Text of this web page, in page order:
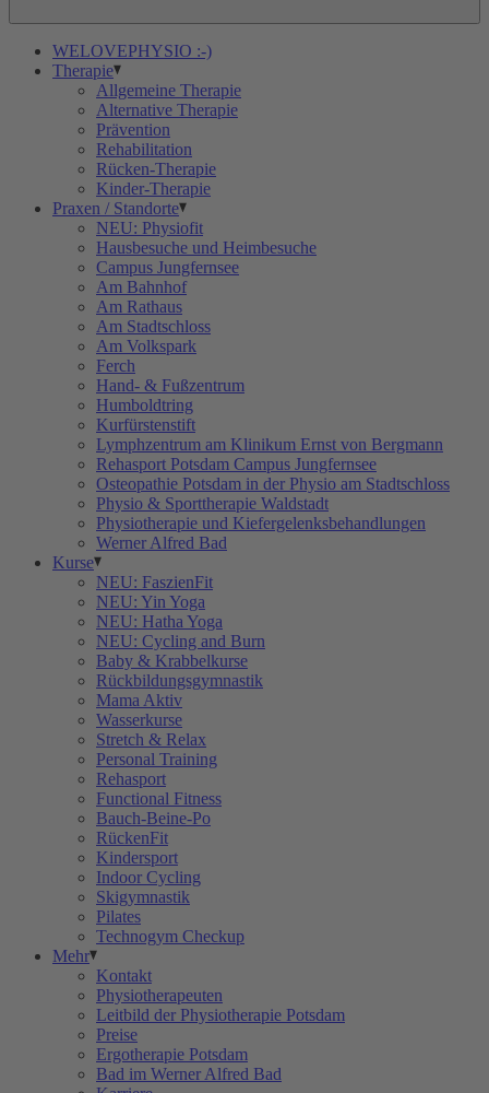
WELOVEPHYSIO :-)
Therapie
Allgemeine Therapie
Alternative Therapie
Prävention
Rehabilitation
Rücken-Therapie
Kinder-Therapie
Praxen / Standorte
NEU: Physiofit
Hausbesuche und Heimbesuche
Campus Jungfernsee
Am Bahnhof
Am Rathaus
Am Stadtschloss
Am Volkspark
Ferch
Hand- & Fußzentrum
Humboldtring
Kurfürstenstift
Lymphzentrum am Klinikum Ernst von Bergmann
Rehasport Potsdam Campus Jungfernsee
Osteopathie Potsdam in der Physio am Stadtschloss
Physio & Sporttherapie Waldstadt
Physiotherapie und Kiefergelenksbehandlungen
Werner Alfred Bad
Kurse
NEU: FaszienFit
NEU: Yin Yoga
NEU: Hatha Yoga
NEU: Cycling and Burn
Baby & Krabbelkurse
Rückbildungsgymnastik
Mama Aktiv
Wasserkurse
Stretch & Relax
Personal Training
Rehasport
Functional Fitness
Bauch-Beine-Po
RückenFit
Kindersport
Indoor Cycling
Skigymnastik
Pilates
Technogym Checkup
Mehr
Kontakt
Physiotherapeuten
Leitbild der Physiotherapie Potsdam
Preise
Ergotherapie Potsdam
Bad im Werner Alfred Bad